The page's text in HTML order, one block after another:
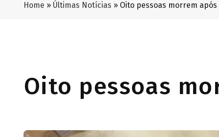
Home » Últimas Notícias » Oito pessoas morrem
Oito pessoas